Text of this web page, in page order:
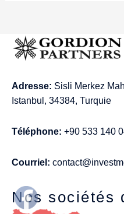
Adresse: Sisli Merkez
Istanbul, 34384, Turquie
Téléphone: +90 533 140
Courriel:
Nos sociétés